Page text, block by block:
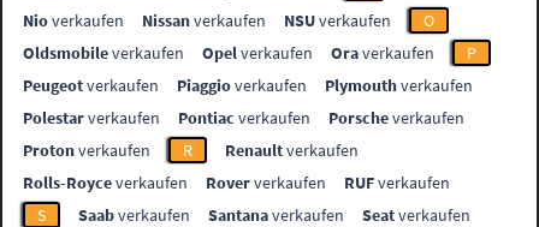
Nioverkaufen Nissanverkaufen NSUverkaufen
O
Oldsmobileverkaufen Opelverkaufen Oraverkaufen
P
Peugeotverkaufen Piaggioverkaufen Plymouthverkaufen
Polestarverkaufen Pontiac verkaufen Porscheverkaufen
Protonverkaufen R Renaultverkaufen
Rolls-Royceverkaufen Roververkaufen RUFverkaufen
S
Saabverkaufen Santanaverkaufen Seatverkaufen